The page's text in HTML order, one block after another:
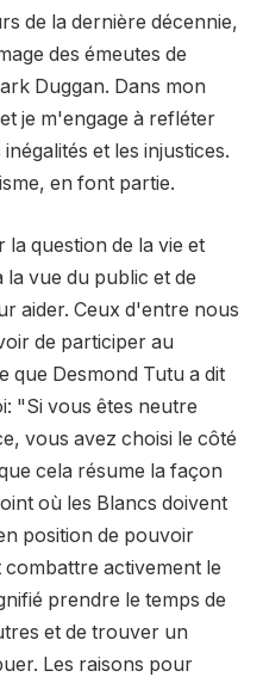
de la dernière décennie,
des émeutes de
Duggan. Dans mon
je m'engage à refléter
et les injustices.
en font partie.
la question de la vie et
la vue du public et de
aider. Ceux d'entre nous
de participer au
que Desmond Tutu a dit
"Si vous êtes neutre
vous avez choisi le côté
cela résume la façon
où les Blancs doivent
position de pouvoir
activement le
prendre le temps de
et de trouver un
Les raisons pour